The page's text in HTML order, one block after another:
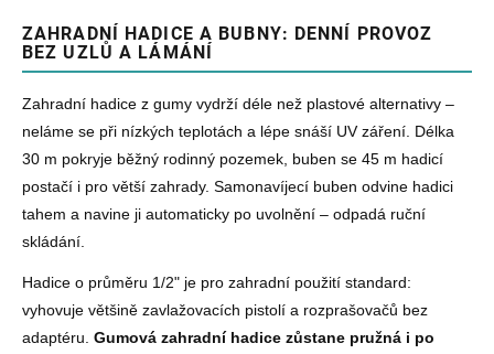
ZAHRADNÍ HADICE A BUBNY: DENNÍ PROVOZ
BEZ UZLŮ A LÁMÁNÍ
Zahradní hadice z gumy vydrží déle než plastové alternativy –
neláme se při nízkých teplotách a lépe snáší UV záření. Délka
30 m pokryje běžný rodinný pozemek, buben se 45 m hadicí
postačí i pro větší zahrady. Samonavíjecí buben odvine hadici
tahem a navine ji automaticky po uvolnění – odpadá ruční
skládání.
Hadice o průměru 1/2" je pro zahradní použití standard:
vyhovuje většině zavlažovacích pistolí a rozprašovačů bez
adaptéru. Gumová zahradní hadice zůstane pružná i po